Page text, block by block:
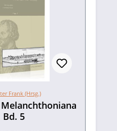
Frank (Hrsg.)
Bd. 5